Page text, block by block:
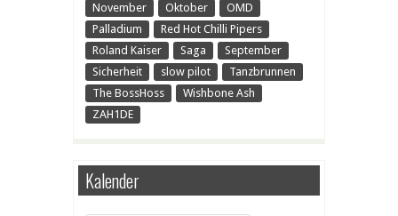
November
Oktober
OMD
Palladium
Red Hot Chilli Pipers
Roland Kaiser
Saga
September
Sicherheit
slow pilot
Tanzbrunnen
The BossHoss
Wishbone Ash
ZAH1DE
Kalender